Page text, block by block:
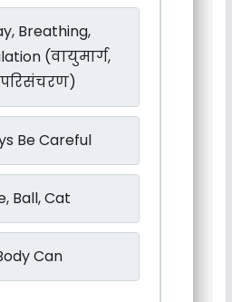
Breathing,
(वायुमार्ग,
परिसंचरण)
Be Careful
Ball, Cat
Can